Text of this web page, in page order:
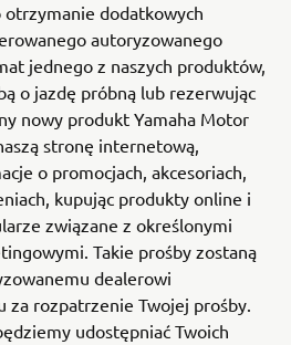
otrzymanie dodatkowych
autoryzowanego
jednego z naszych produktów,
o jazdę próbną lub rezerwując
nowy produkt Yamaha Motor
stronę internetową,
o promocjach, akcesoriach,
kupując produkty online i
związane z określonymi
Takie prośby zostaną
dealerowi
za rozpatrzenie Twojej prośby.
udostępniać Twoich